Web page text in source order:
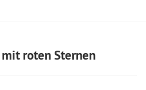
roten Sternen